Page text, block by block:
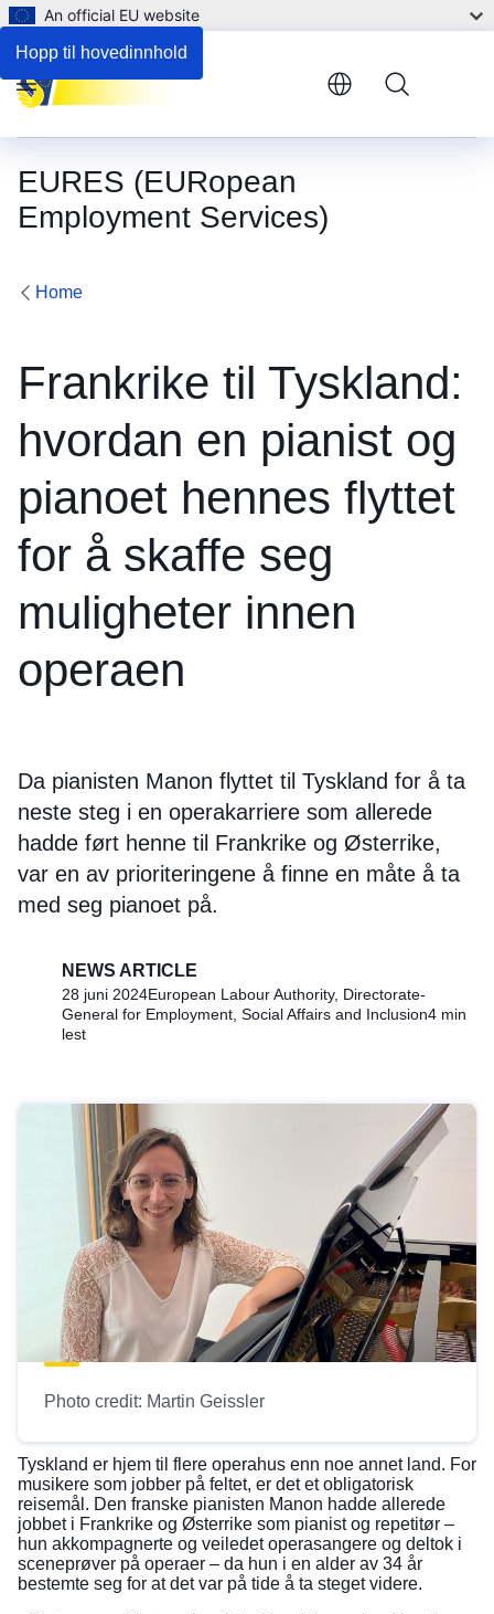
Hopp til hovedinnhold
An official EU website
EURES (EURopean
Employment Services)
Menu
Home
Frankrike til Tyskland:
hvordan en pianist og
pianoet hennes flyttet
for å skaffe seg
muligheter innen
operaen
Da pianisten Manon flyttet til Tyskland for å ta
neste steg i en operakarriere som allerede
hadde ført henne til Frankrike og Østerrike,
var en av prioriteringene å finne en måte å ta
med seg pianoet på.
NEWS ARTICLE
28 juni 2024European Labour Authority, Directorate-
General for Employment, Social Affairs and Inclusion4 min
lest
Photo credit: Martin Geissler
Tyskland er hjem til flere operahus enn noe annet land. For
musikere som jobber på feltet, er det et obligatorisk
reisemål. Den franske pianisten Manon hadde allerede
jobbet i Frankrike og Østerrike som pianist og repetitør –
hun akkompagnerte og veiledet operasangere og deltok i
sceneprøver på operaer – da hun i en alder av 34 år
bestemte seg for at det var på tide å ta steget videre.